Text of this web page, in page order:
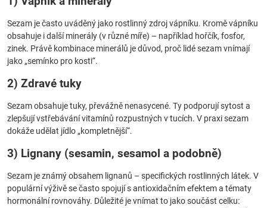
Sezam je často uváděný jako rostlinný zdroj vápníku. Kromě vápníku
obsahuje i další minerály (v různé míře) – například hořčík, fosfor,
zinek. Právě kombinace minerálů je důvod, proč lidé sezam vnímají
jako „semínko pro kosti“.
2) Zdravé tuky
Sezam obsahuje tuky, převážně nenasycené. Ty podporují sytost a
zlepšují vstřebávání vitamínů rozpustných v tucích. V praxi sezam
dokáže udělat jídlo „kompletnější“.
3) Lignany (sesamin, sesamol a podobně)
Sezam je známý obsahem lignanů – specifických rostlinných látek. V
populární výživě se často spojují s antioxidačním efektem a tématy
hormonální rovnováhy. Důležité je vnímat to jako součást celku: